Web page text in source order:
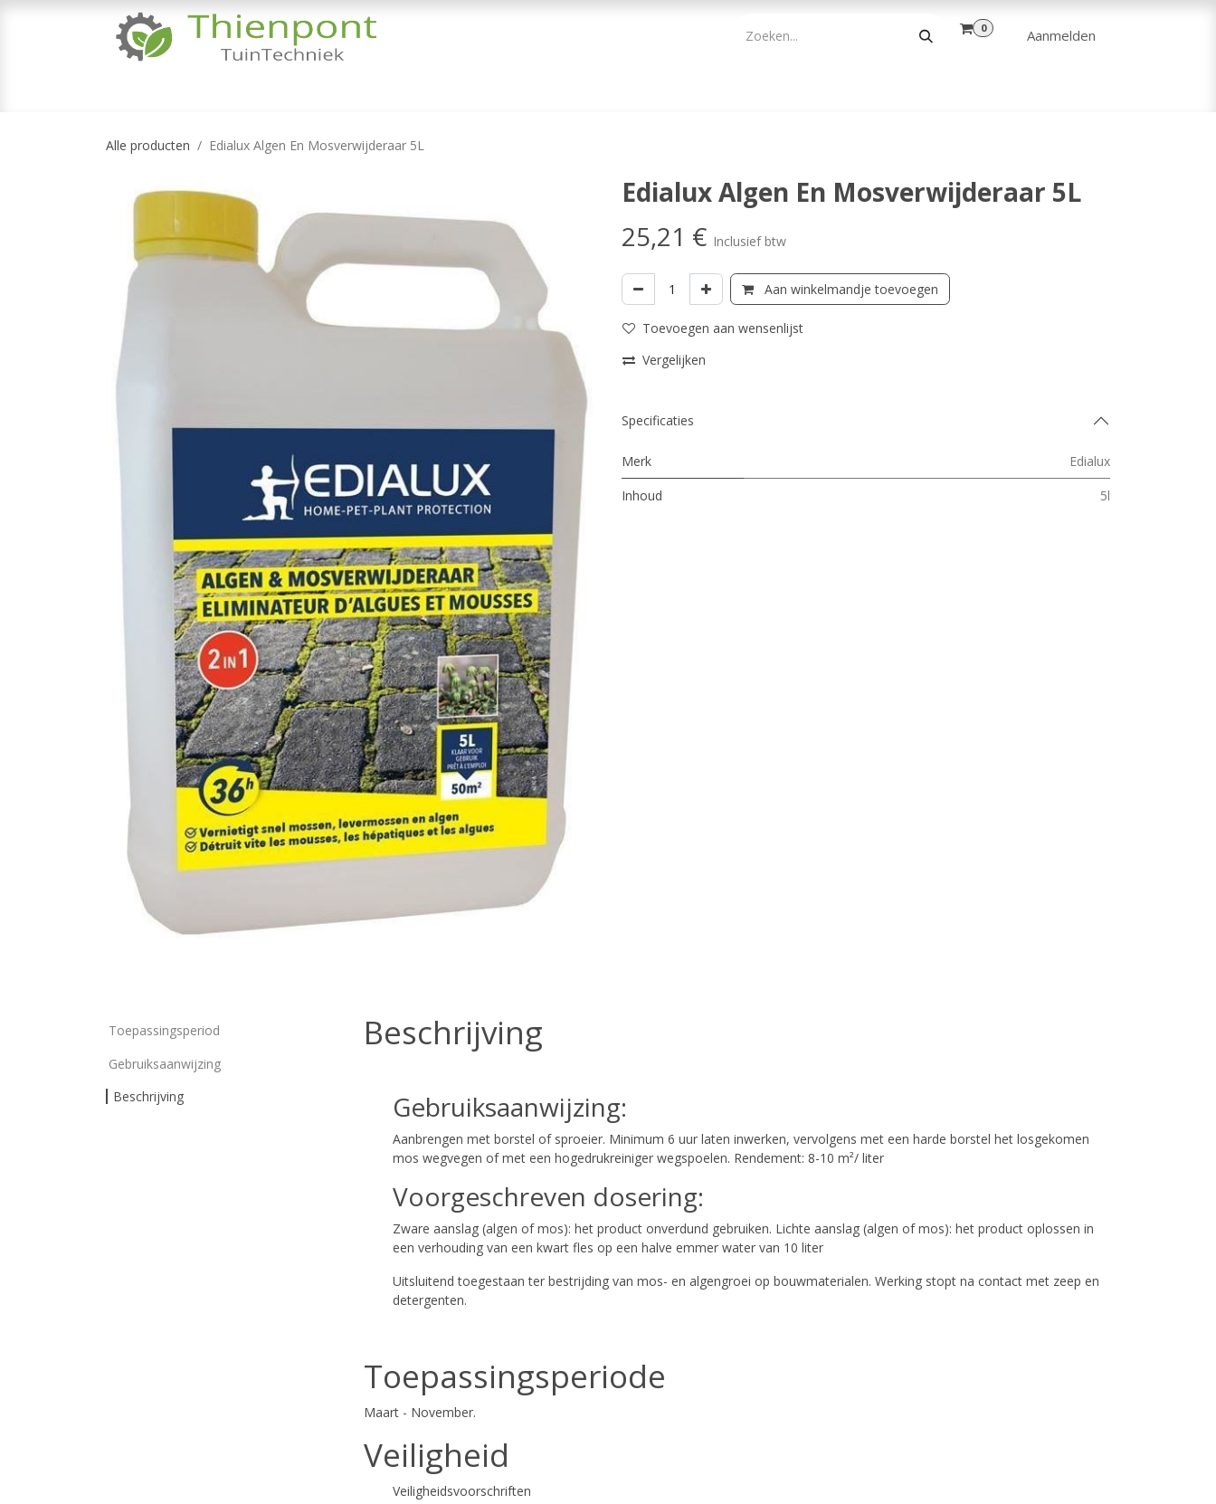
0 Aanmelden
Alle producten Edialux Algen En Mosverwijderaar 5L
Edialux Algen En Mosverwijderaar 5L
25,21 € Inclusief btw
Aan winkelmandje toevoegen
Toevoegen aan wensenlijst
Vergelijken
Specificaties
Merk
Edialux
Inhoud
5l
Toepassingsperiod
Gebruiksaanwijzing
Beschrijving
Beschrijving
Gebruiksaanwijzing:
Aanbrengen met borstel of sproeier. Minimum 6 uur laten inwerken, vervolgens met een harde borstel het losgekomen
mos wegvegen of met een hogedrukreiniger wegspoelen. Rendement: 8-10 m²/ liter
Voorgeschreven dosering:
Zware aanslag (algen of mos): het product onverdund gebruiken. Lichte aanslag (algen of mos): het product oplossen in
een verhouding van een kwart fles op een halve emmer water van 10 liter
Uitsluitend toegestaan ter bestrijding van mos- en algengroei op bouwmaterialen. Werking stopt na contact met zeep en
detergenten.
Toepassingsperiode
Maart - November.
Veiligheid
Veiligheidsvoorschriften